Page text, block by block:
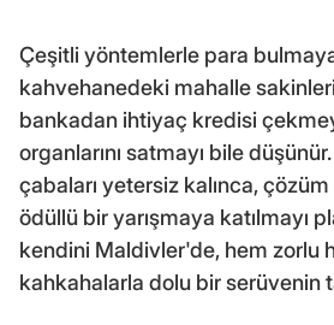
Çeşitli yöntemlerle para bulmaya
kahvehanedeki mahalle
bankadan ihtiyaç kredisi
organlarını satmayı bile
çabaları yetersiz kalınca,
ödüllü bir yarışmaya katılmayı
kendini Maldivler'de, hem zorlu
kahkahalarla dolu bir serüvenin